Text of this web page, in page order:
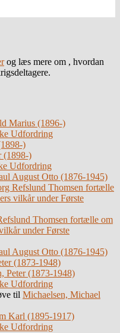
og læs mere om , hvordan
Marius (1896-)
Udfordring
)
(1898-)
Udfordring
August Otto (1876-1945)
Refslund Thomsen fortælle
vilkår under Første
Thomsen fortælle om
under Første
August Otto (1876-1945)
(1873-1948)
Peter (1873-1948)
Udfordring
til Michaelsen, Michael
Karl (1895-1917)
Udfordring